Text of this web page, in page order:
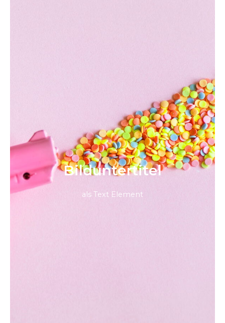
Bild­unter­titel
als Text Element